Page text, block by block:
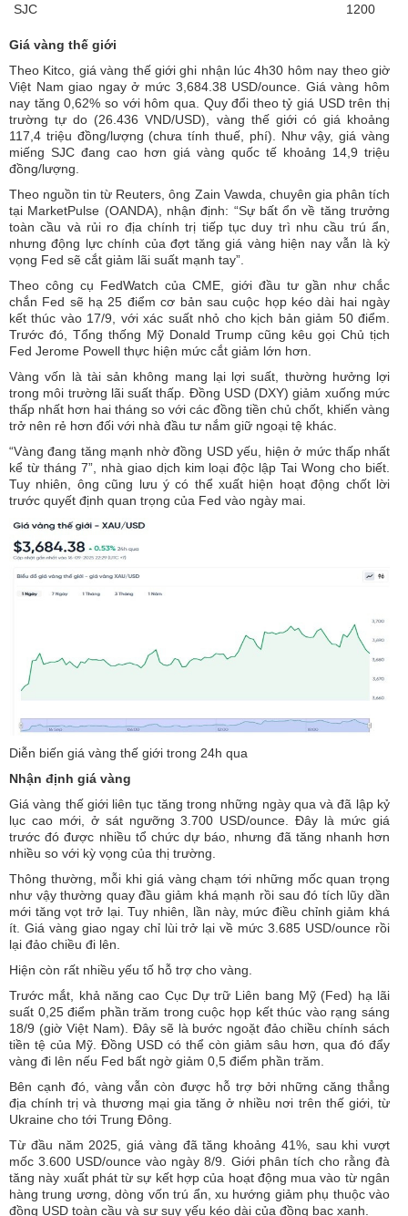
SJC
1200
Giá vàng thế giới
Theo Kitco, giá vàng thế giới ghi nhận lúc 4h30 hôm nay theo giờ
Việt Nam giao ngay ở mức 3,684.38 USD/ounce. Giá vàng hôm
nay tăng 0,62% so với hôm qua. Quy đổi theo tỷ giá USD trên thị
trường tự do (26.436 VND/USD), vàng thế giới có giá khoảng
117,4 triệu đồng/lượng (chưa tính thuế, phí). Như vậy, giá vàng
miếng SJC đang cao hơn giá vàng quốc tế khoảng 14,9 triệu
đồng/lượng.
Theo nguồn tin từ Reuters, ông Zain Vawda, chuyên gia phân tích
tại MarketPulse (OANDA), nhận định: “Sự bất ổn về tăng trưởng
toàn cầu và rủi ro địa chính trị tiếp tục duy trì nhu cầu trú ẩn,
nhưng động lực chính của đợt tăng giá vàng hiện nay vẫn là kỳ
vọng Fed sẽ cắt giảm lãi suất mạnh tay”.
Theo công cụ FedWatch của CME, giới đầu tư gần như chắc
chắn Fed sẽ hạ 25 điểm cơ bản sau cuộc họp kéo dài hai ngày
kết thúc vào 17/9, với xác suất nhỏ cho kịch bản giảm 50 điểm.
Trước đó, Tổng thống Mỹ Donald Trump cũng kêu gọi Chủ tịch
Fed Jerome Powell thực hiện mức cắt giảm lớn hơn.
Vàng vốn là tài sản không mang lại lợi suất, thường hưởng lợi
trong môi trường lãi suất thấp. Đồng USD (DXY) giảm xuống mức
thấp nhất hơn hai tháng so với các đồng tiền chủ chốt, khiến vàng
trở nên rẻ hơn đối với nhà đầu tư nắm giữ ngoại tệ khác.
“Vàng đang tăng mạnh nhờ đồng USD yếu, hiện ở mức thấp nhất
kể từ tháng 7”, nhà giao dịch kim loại độc lập Tai Wong cho biết.
Tuy nhiên, ông cũng lưu ý có thể xuất hiện hoạt động chốt lời
trước quyết định quan trọng của Fed vào ngày mai.
Diễn biến giá vàng thế giới trong 24h qua
Nhận định giá vàng
Giá vàng thế giới liên tục tăng trong những ngày qua và đã lập kỷ
lục cao mới, ở sát ngưỡng 3.700 USD/ounce. Đây là mức giá
trước đó được nhiều tổ chức dự báo, nhưng đã tăng nhanh hơn
nhiều so với kỳ vọng của thị trường.
Thông thường, mỗi khi giá vàng chạm tới những mốc quan trọng
như vậy thường quay đầu giảm khá mạnh rồi sau đó tích lũy dần
mới tăng vọt trở lại. Tuy nhiên, lần này, mức điều chỉnh giảm khá
ít. Giá vàng giao ngay chỉ lùi trở lại về mức 3.685 USD/ounce rồi
lại đảo chiều đi lên.
Hiện còn rất nhiều yếu tố hỗ trợ cho vàng.
Trước mắt, khả năng cao Cục Dự trữ Liên bang Mỹ (Fed) hạ lãi
suất 0,25 điểm phần trăm trong cuộc họp kết thúc vào rạng sáng
18/9 (giờ Việt Nam). Đây sẽ là bước ngoặt đảo chiều chính sách
tiền tệ của Mỹ. Đồng USD có thể còn giảm sâu hơn, qua đó đẩy
vàng đi lên nếu Fed bất ngờ giảm 0,5 điểm phần trăm.
Bên cạnh đó, vàng vẫn còn được hỗ trợ bởi những căng thẳng
địa chính trị và thương mại gia tăng ở nhiều nơi trên thế giới, từ
Ukraine cho tới Trung Đông.
Từ đầu năm 2025, giá vàng đã tăng khoảng 41%, sau khi vượt
mốc 3.600 USD/ounce vào ngày 8/9. Giới phân tích cho rằng đà
tăng này xuất phát từ sự kết hợp của hoạt động mua vào từ ngân
hàng trung ương, dòng vốn trú ẩn, xu hướng giảm phụ thuộc vào
đồng USD toàn cầu và sự suy yếu kéo dài của đồng bạc xanh.